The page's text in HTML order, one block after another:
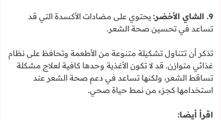
9. الشاي الأخضر:
يحتوي على مضادات الأكسدة التي قد
تساعد في تحسين صحة الشعر.
تذكر أن تتناول تشكيلة متنوعة من الأطعمة وتحافظ على نظام
غذائي متوازن. قد لا تكون الأغذية وحدها كافية لعلاج مشكلة
تساقط الشعر، ولكنها تساعد في دعم صحة الشعر عند
استخدامها كجزء من نمط حياة صحي.
اقرأ أيضا: